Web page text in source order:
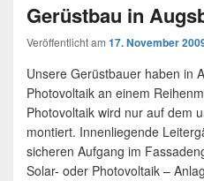
Gerüstbau in
Veröffentlicht am 17. November
Unsere Gerüstbauer haben in
Photovoltaik an einem
Photovoltaik wird nur auf dem
montiert. Innenliegende
sicheren Aufgang im
Solar- oder Photovoltaik –